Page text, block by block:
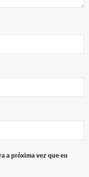
a próxima vez que eu